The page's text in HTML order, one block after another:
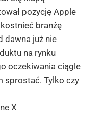
pozycję Apple
branżę
dawna już nie
na rynku
oczekiwania ciągle
sprostać. Tylko czy